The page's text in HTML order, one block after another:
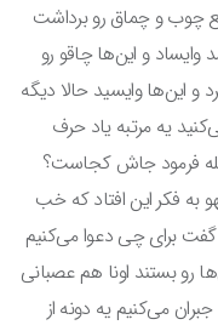
و چماق رو برداشت
و این‌ها چاقو رو
این‌ها وایسید حالا دیگه
یه مرتبه یاد حرف
فرمود جاش کجاست؟
فکر این افتاد که خب
برای چی دعوا می‌کنیم
بستند اونا هم عصبانی
می‌کنیم یه دونه از